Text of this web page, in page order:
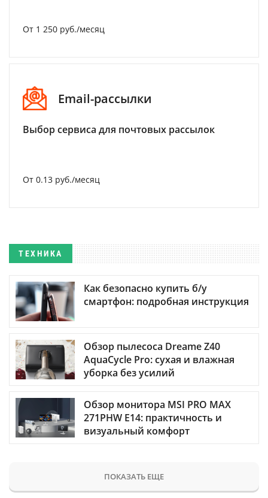
От 1 250 руб./месяц
Email-рассылки
Выбор сервиса для почтовых рассылок
От 0.13 руб./месяц
ТЕХНИКА
Как безопасно купить б/у
смартфон: подробная инструкция
Обзор пылесоса Dreame Z40
AquaCycle Pro: сухая и влажная
уборка без усилий
Обзор монитора MSI PRO MAX
271PHW E14: практичность и
визуальный комфорт
ПОКАЗАТЬ ЕЩЕ